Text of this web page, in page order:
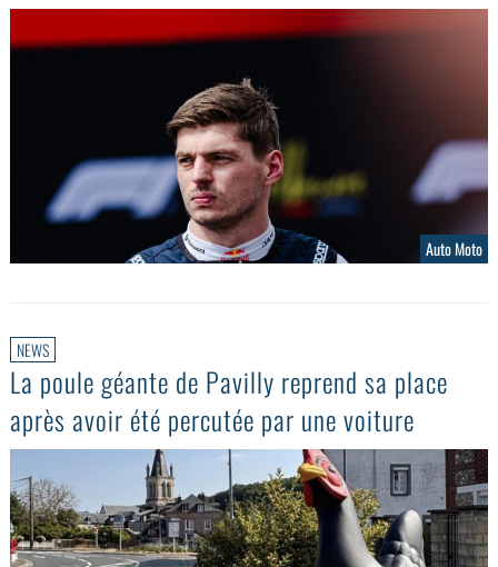
Auto Moto
NEWS
La poule géante de Pavilly reprend sa place
après avoir été percutée par une voiture